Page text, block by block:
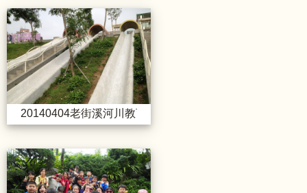
20140404老街溪河川教育中心
20140404老街溪河川教育中心研習
20140424四年級環境教育活動